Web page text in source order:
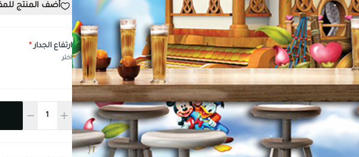
أضف المنتج
ارتفاع الجدار*
اختر